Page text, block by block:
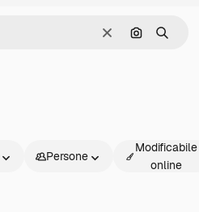
CancellaCerca per
Ricerca
Persone
Modificabile
online